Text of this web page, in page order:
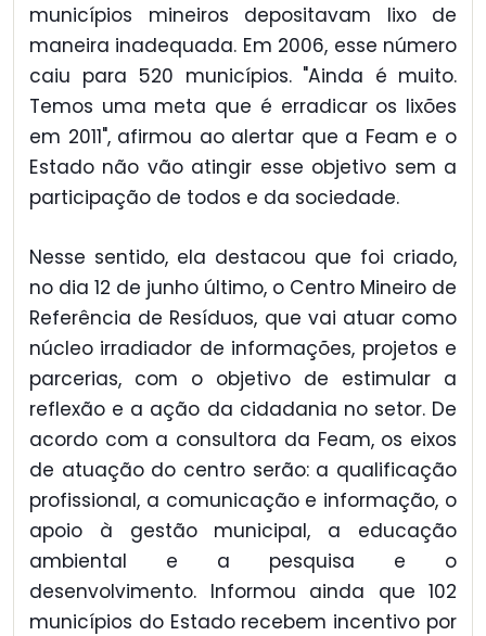
municípios mineiros depositavam lixo de
maneira inadequada. Em 2006, esse número
caiu para 520 municípios. "Ainda é muito.
Temos uma meta que é erradicar os lixões
em 2011", afirmou ao alertar que a Feam e o
Estado não vão atingir esse objetivo sem a
participação de todos e da sociedade.
Nesse sentido, ela destacou que foi criado,
no dia 12 de junho último, o Centro Mineiro de
Referência de Resíduos, que vai atuar como
núcleo irradiador de informações, projetos e
parcerias, com o objetivo de estimular a
reflexão e a ação da cidadania no setor. De
acordo com a consultora da Feam, os eixos
de atuação do centro serão: a qualificação
profissional, a comunicação e informação, o
apoio à gestão municipal, a educação
ambiental e a pesquisa e o
desenvolvimento. Informou ainda que 102
municípios do Estado recebem incentivo por